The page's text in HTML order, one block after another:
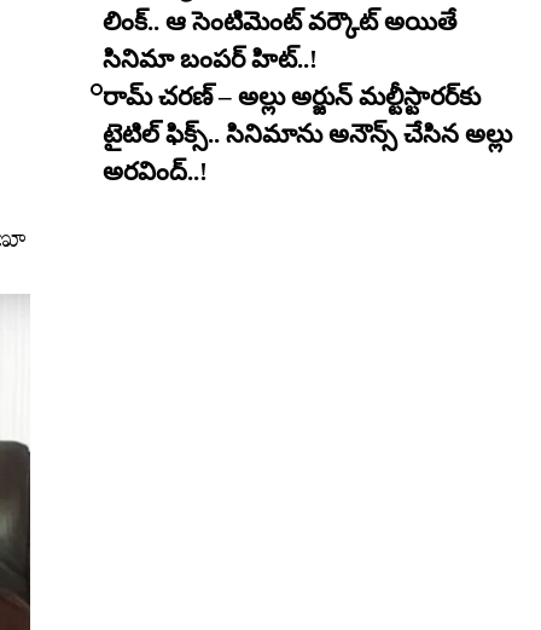
లింక్.. ఆ సెంటిమెంట్ వర్కౌట్ అయితే
సినిమా బంపర్ హిట్..!
రామ్ చరణ్ – అల్లు అర్జున్ మల్టీస్టారర్​కు
టైటిల్ ఫిక్స్.. సినిమాను అనౌన్స్ చేసిన అల్లు
అరవింద్..!